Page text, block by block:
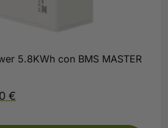
5.8KWh con BMS MASTER
€